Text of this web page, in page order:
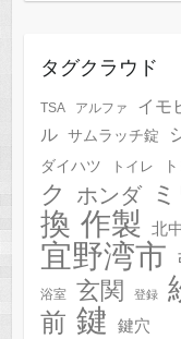
タグクラウド
TSA アルファ イモ
ル サムラッチ錠
ダイハツ
トイレ
ク
ホンダ
換 作製 北
宜野湾市
浴室 玄関 登録
前 鍵 鍵穴